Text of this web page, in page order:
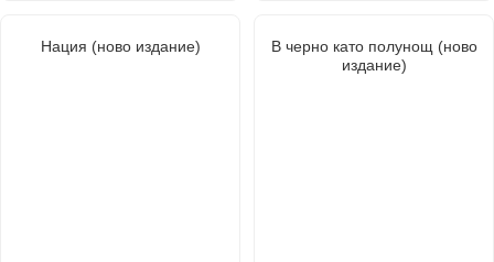
Нация (ново издание)
В черно като полунощ (ново
издание)